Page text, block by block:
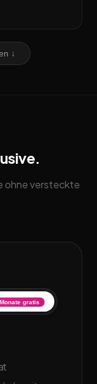
↓
ohne versteckte
gratis